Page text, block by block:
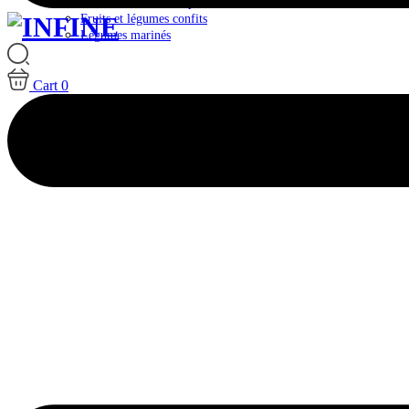
Fruits et légumes confits
Légumes marinés
Cart 0